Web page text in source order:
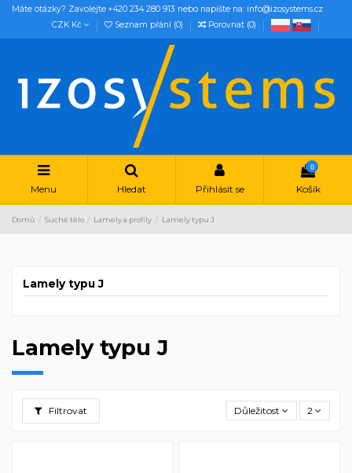
Máte otázky? Zavolejte +420 234 280 913 nebo napište na: info@izosystems.cz
CZK Kč
Seznam přání (0) Porovnat (0)
Menu Hledat Přihlásit se
0
Košík
Domů Suché tělo Lamely a profily Lamely typu J
Lamely typu J
Filtrovat Důležitost 2
Lamely typu J